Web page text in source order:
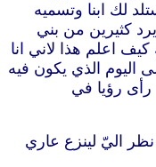
اليصابات ستلد لك ابنا وتسميه
لك فرح وابتهاج وكثيرون سيفرحون بولادته. 15 لانه يكون عظيما امام الرب وخمرا ومسكرا لا يشرب.ومن بطن امه يمتلئ من الروح القدس. 16 ويرد كثيرين من بني
والعصاة الى فكر الابرار لكي يهيئ للرب شعبا مستعدا. 18 فقال زكريا للملاك كيف اعلم هذا لاني انا
وها انت تكون صامتا ولا تقدر ان تتكلم الى اليوم الذي يكون فيه
يكلمهم ففهموا انه قد رأى رؤيا في
فعل بي الرب في الايام التي فيها نظر اليّ لينزع عاري